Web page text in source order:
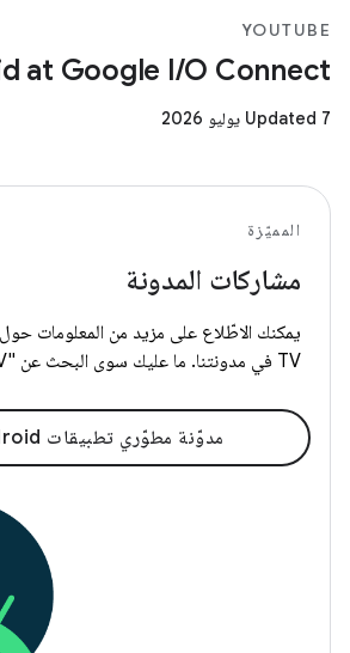
YOUTUBE
at Google I/O Connect
Updated 7 يوليو 2026
المميّزة
مشاركات المدونة
TV في مدونتنا. ما عليك سوى البحث عن "Android TV".
مدوّنة مطوّري تطبيقات Android